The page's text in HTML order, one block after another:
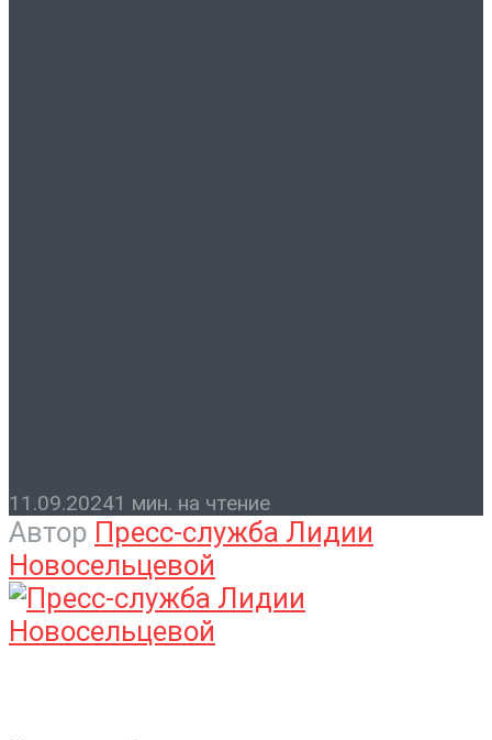
11.09.20241 мин. на чтение
Автор Пресс-служба Лидии
Новосельцевой